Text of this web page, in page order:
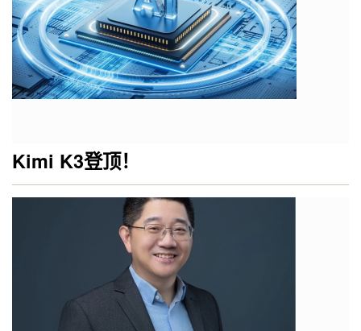
Kimi K3登顶！